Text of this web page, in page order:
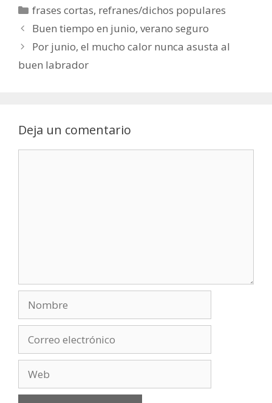
Categorías
frases cortas, refranes/dichos populares
Buen tiempo en junio, verano seguro
Por junio, el mucho calor nunca asusta al
buen labrador
Deja un comentario
electrónico